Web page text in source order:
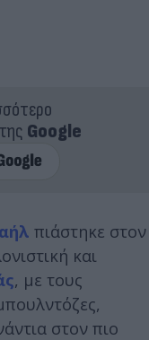
Google
πιάστηκε στον
και
, με τους
στον πιο